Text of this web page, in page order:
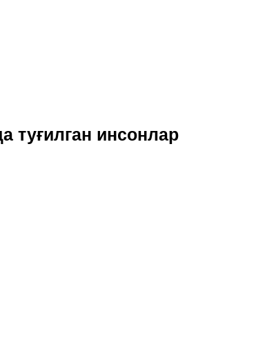
туғилган инсонлар